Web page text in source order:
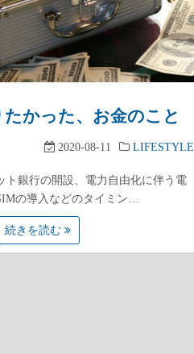
かった、お金のこと
2020-08-11 LIFESTYLE
ト銀行の開設、電力自由化に伴う電
の導入などのタイミン…
続きを読む